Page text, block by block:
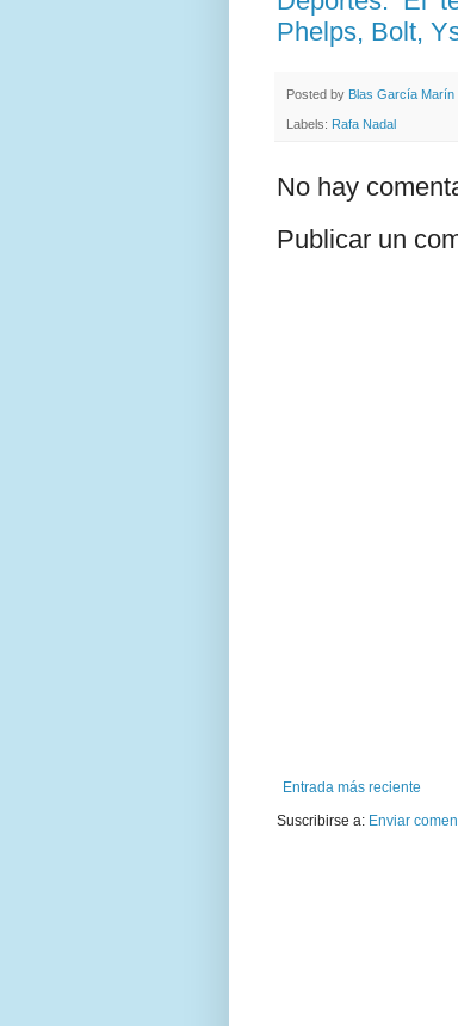
Phelps, Bolt,
Posted by Blas García Marín
Labels: Rafa Nadal
No hay
Publicar un
Entrada más reciente
Suscribirse a: Enviar